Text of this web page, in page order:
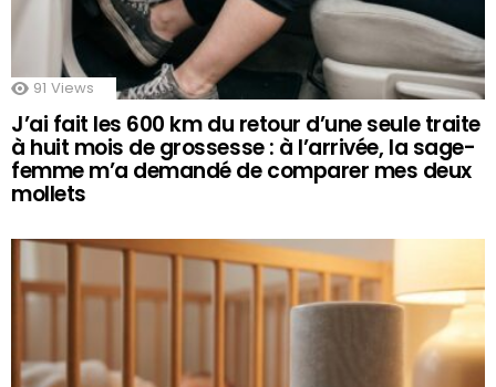
91 Views
J’ai fait les 600 km du retour d’une seule traite
à huit mois de grossesse : à l’arrivée, la sage-
femme m’a demandé de comparer mes deux
mollets